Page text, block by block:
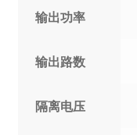
输出功率
输出路数
隔离电压